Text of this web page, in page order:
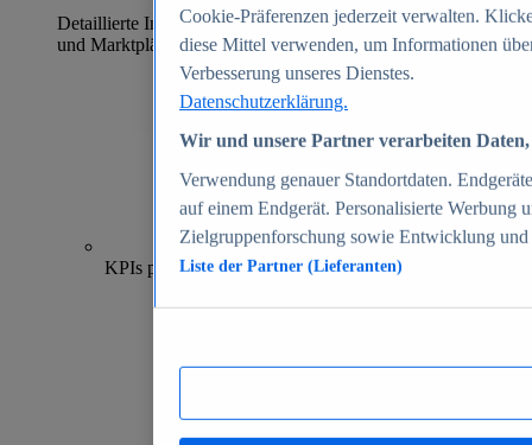
Detaillierte Informationen zu mehr als 39.000 Online-Shops
und Marktplätzen
70+
KPIs pro Shop
Cookie-Präferenzen jederzeit verwalten.
diese Mittel verwenden, um Informationen
Verbesserung unseres Dienstes.
Datenschutzerklärung.
Wir und unsere Partner verarbeiten
Verwendung genauer Standortdaten.
auf einem Endgerät. Personalisierte Werbung
Zielgruppenforschung sowie Entwicklung
Liste der Partner (Lieferanten)